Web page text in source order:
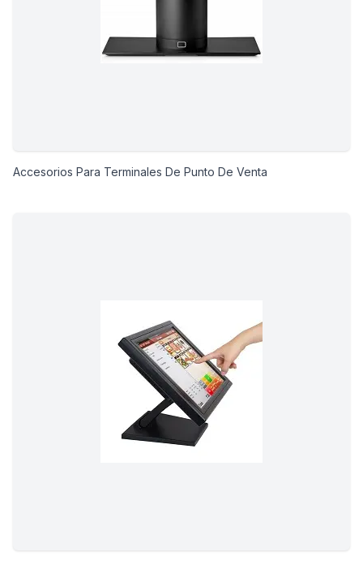
Accesorios Para Terminales De Punto De Venta